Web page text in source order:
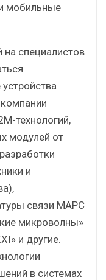
мобильные
на специалистов
компании
технологий,
модулей от
и
связи МАРС
микроволны»
и другие.
в системах